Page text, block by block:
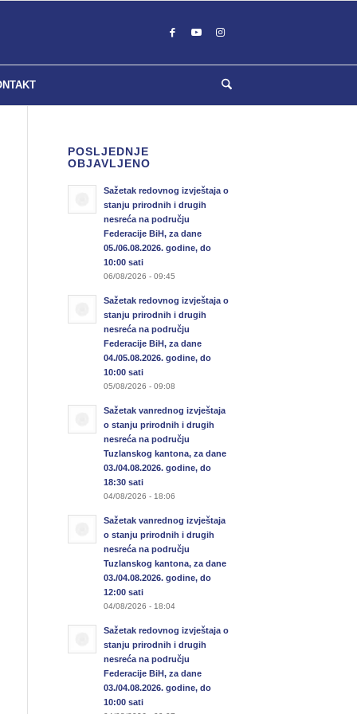
POSLJEDNJE
OBJAVLJENO
Sažetak redovnog izvještaja o
stanju prirodnih i drugih
nesreća na području
Federacije BiH, za dane
05./06.08.2026. godine, do
10:00 sati
06/08/2026 - 09:45
Sažetak redovnog izvještaja o
stanju prirodnih i drugih
nesreća na području
Federacije BiH, za dane
04./05.08.2026. godine, do
10:00 sati
05/08/2026 - 09:08
Sažetak vanrednog izvještaja
o stanju prirodnih i drugih
nesreća na području
Tuzlanskog kantona, za dane
03./04.08.2026. godine, do
18:30 sati
04/08/2026 - 18:06
Sažetak vanrednog izvještaja
o stanju prirodnih i drugih
nesreća na području
Tuzlanskog kantona, za dane
03./04.08.2026. godine, do
12:00 sati
04/08/2026 - 18:04
Sažetak redovnog izvještaja o
stanju prirodnih i drugih
nesreća na području
Federacije BiH, za dane
03./04.08.2026. godine, do
10:00 sati